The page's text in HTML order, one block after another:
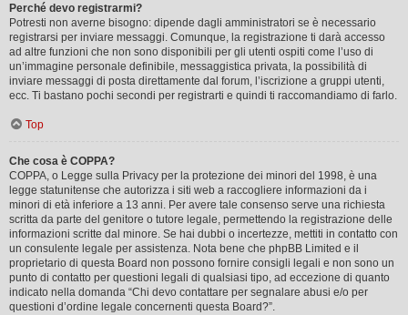
Perché devo registrarmi?
Potresti non averne bisogno: dipende dagli amministratori se è necessario
registrarsi per inviare messaggi. Comunque, la registrazione ti darà accesso
ad altre funzioni che non sono disponibili per gli utenti ospiti come l’uso di
un’immagine personale definibile, messaggistica privata, la possibilità di
inviare messaggi di posta direttamente dal forum, l’iscrizione a gruppi utenti,
ecc. Ti bastano pochi secondi per registrarti e quindi ti raccomandiamo di farlo.
Top
Che cosa è COPPA?
COPPA, o Legge sulla Privacy per la protezione dei minori del 1998, è una
legge statunitense che autorizza i siti web a raccogliere informazioni da i
minori di età inferiore a 13 anni. Per avere tale consenso serve una richiesta
scritta da parte del genitore o tutore legale, permettendo la registrazione delle
informazioni scritte dal minore. Se hai dubbi o incertezze, mettiti in contatto con
un consulente legale per assistenza. Nota bene che phpBB Limited e il
proprietario di questa Board non possono fornire consigli legali e non sono un
punto di contatto per questioni legali di qualsiasi tipo, ad eccezione di quanto
indicato nella domanda “Chi devo contattare per segnalare abusi e/o per
questioni d’ordine legale concernenti questa Board?”.